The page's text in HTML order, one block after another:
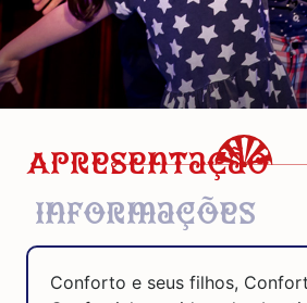
Apresentação
Informações
Conforto e seus filhos,